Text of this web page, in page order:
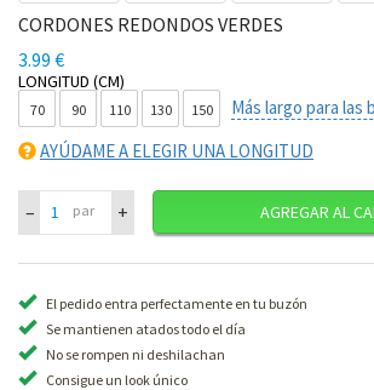
CORDONES REDONDOS VERDES
3.99 €
LONGITUD (CM)
70 90 110 130 150
Más largo para las
AYÚDAME A ELEGIR UNA LONGITUD
– par + AGREGAR AL
El pedido entra perfectamente en tu buzón
Se mantienen atados todo el día
No se rompen ni deshilachan
Consigue un look único